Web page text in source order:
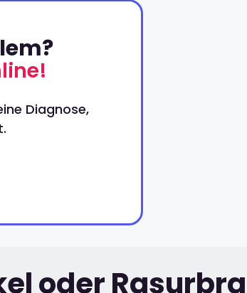
Diagnose,
oder